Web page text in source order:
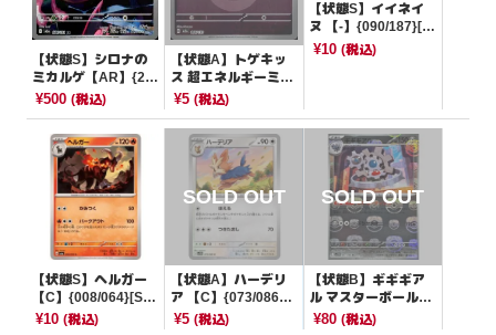
【状態S】シロナの
ミカルゲ【AR】{20
8/193}[M2a]
¥500 (税込)
【状態A】トゲキッ
ス 超エネルギーミラ
ー【-】{066/193}[M
¥5(税込)
【状態S】イイネイ
ヌ 【-】{090/187}[S
V8a]
¥10 (税込)
【状態S】ヘルガー
【C】{008/064}[SV
6a]
¥10 (税込)
【状態A】ハーデリ
ア 【C】{073/086}
[SV11W]
¥5(税込)
【状態B】ギギギア
ル マスターボールミ
ラー【R】{067/086}
¥80 (税込)